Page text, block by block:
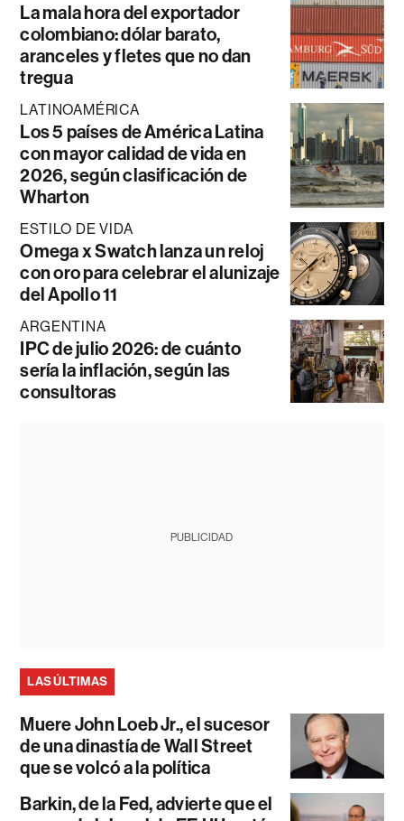
La mala hora del exportador
colombiano: dólar barato,
aranceles y fletes que no dan
tregua
LATINOAMÉRICA
Los 5 países de América Latina
con mayor calidad de vida en
2026, según clasificación de
Wharton
ESTILO DE VIDA
Omega x Swatch lanza un reloj
con oro para celebrar el alunizaje
del Apollo 11
ARGENTINA
IPC de julio 2026: de cuánto
sería la inflación, según las
consultoras
PUBLICIDAD
LAS ÚLTIMAS
Muere John Loeb Jr., el sucesor
de una dinastía de Wall Street
que se volcó a la política
Barkin, de la Fed, advierte que el